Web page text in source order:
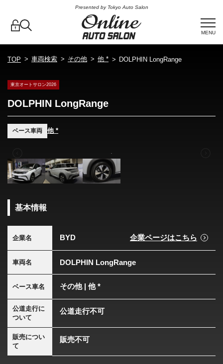
Presented by Tokyo Auto Salon
MENU
TOP 車両検索 その他 他 * DOLPHIN LongRange
東京オートサロン2026
DOLPHIN LongRange
ベース車両 他 *
基本情報
企業名 BYD 企業ページはこちら
車両名 DOLPHIN LongRange
ベース車名 その他 | 他 *
公道走行に
ついて
公道走行不可
販売につい
て
販売不可